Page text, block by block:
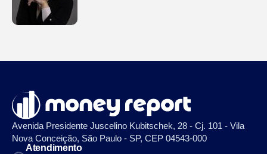
Avenida Presidente Juscelino Kubitschek, 28 - Cj. 101 - Vila
Nova Conceição, São Paulo - SP, CEP 04543-000
Atendimento